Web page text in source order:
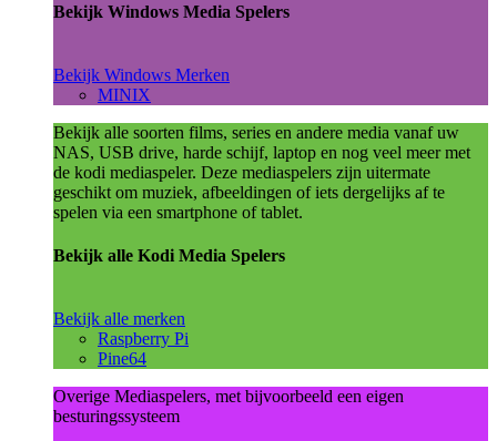
Bekijk Windows Media Spelers
Bekijk Windows Merken
MINIX
Bekijk alle soorten films, series en andere media vanaf uw
NAS, USB drive, harde schijf, laptop en nog veel meer met
de kodi mediaspeler. Deze mediaspelers zijn uitermate
geschikt om muziek, afbeeldingen of iets dergelijks af te
spelen via een smartphone of tablet.
Bekijk alle Kodi Media Spelers
Bekijk alle merken
Raspberry Pi
Pine64
Overige Mediaspelers, met bijvoorbeeld een eigen
besturingssysteem